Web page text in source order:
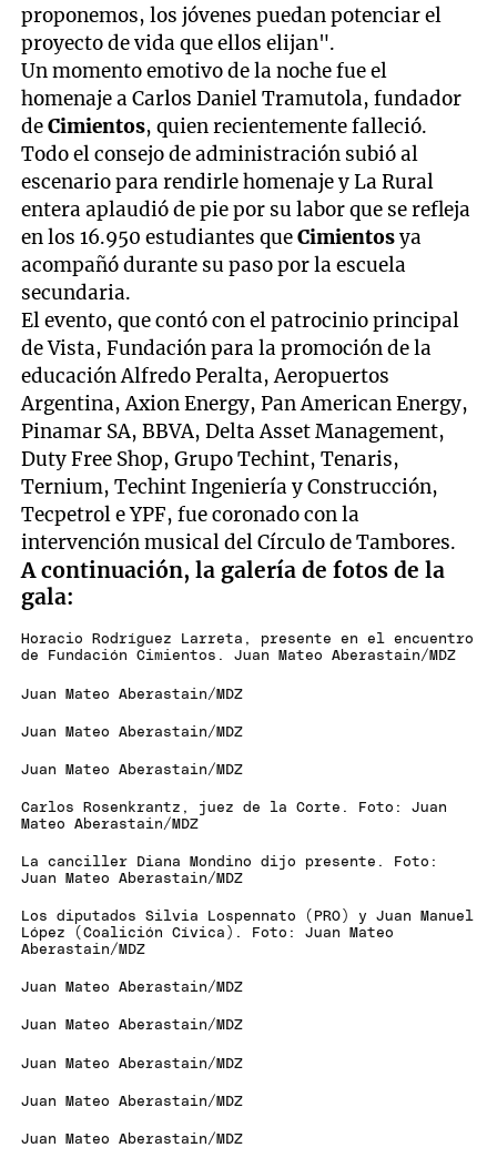
proponemos, los jóvenes puedan potenciar el
proyecto de vida que ellos elijan".
Un momento emotivo de la noche fue el
homenaje a Carlos Daniel Tramutola, fundador
deCimientos, quien recientemente falleció.
Todo el consejo de administración subió al
escenario para rendirle homenaje y La Rural
entera aplaudió de pie por su labor que se refleja
en los 16.950 estudiantes queCimientosya
acompañó durante su paso por la escuela
secundaria.
El evento, que contó con el patrocinio principal
de Vista, Fundación para la promoción de la
educación Alfredo Peralta, Aeropuertos
Argentina, Axion Energy, Pan American Energy,
Pinamar SA, BBVA, Delta Asset Management,
Duty Free Shop, Grupo Techint, Tenaris,
Ternium, Techint Ingeniería y Construcción,
Tecpetrol e YPF, fue coronado con la
intervención musical del Círculo de Tambores.
A continuación, la galería de fotos de la
gala:
Horacio Rodríguez Larreta, presente en el encuentro
de Fundación Cimientos. Juan Mateo Aberastain/MDZ
Juan Mateo Aberastain/MDZ
Juan Mateo Aberastain/MDZ
Juan Mateo Aberastain/MDZ
Carlos Rosenkrantz, juez de la Corte. Foto: Juan
Mateo Aberastain/MDZ
La canciller Diana Mondino dijo presente. Foto:
Juan Mateo Aberastain/MDZ
Los diputados Silvia Lospennato (PRO) y Juan Manuel
López (Coalición Cívica). Foto: Juan Mateo
Aberastain/MDZ
Juan Mateo Aberastain/MDZ
Juan Mateo Aberastain/MDZ
Juan Mateo Aberastain/MDZ
Juan Mateo Aberastain/MDZ
Juan Mateo Aberastain/MDZ